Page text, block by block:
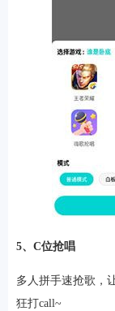
5、C位抢唱
多人拼手速抢歌，
狂打call~